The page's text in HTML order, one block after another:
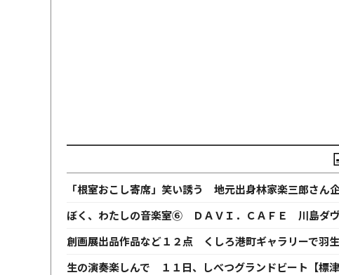
「根室おこし寄席」笑い誘う 地元出身林家楽三郎さん企
ぼく、わたしの音楽室⑥ ＤＡＶＩ．ＣＡＦＥ 川島ダヴ
創画展出品作品など１２点 くしろ港町ギャラリーで羽
生の演奏楽しんで １１日、しべつグランドビート【標津